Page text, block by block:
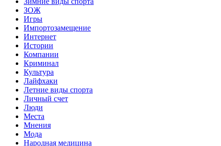
ЗОЖ
Игры
Импортозамещение
Интернет
Истории
Компании
Криминал
Культура
Лайфхаки
Летние виды спорта
Личный счет
Люди
Места
Мнения
Мода
Народная медицина